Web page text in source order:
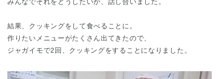
結果、クッキングをして食べることに。
作りたいメニューがたくさん出てきたので、
ジャガイモで2回、クッキングをすることになりました。